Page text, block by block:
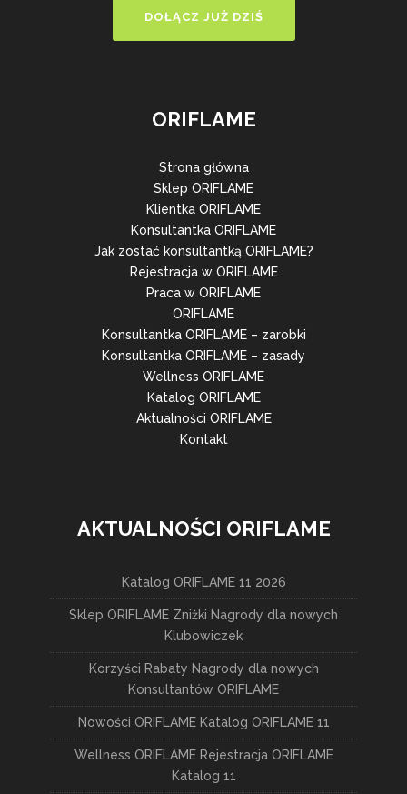
DOŁĄCZ JUŻ DZIŚ
ORIFLAME
Strona główna
Sklep ORIFLAME
Klientka ORIFLAME
Konsultantka ORIFLAME
Jak zostać konsultantką ORIFLAME?
Rejestracja w ORIFLAME
Praca w ORIFLAME
ORIFLAME
Konsultantka ORIFLAME – zarobki
Konsultantka ORIFLAME – zasady
Wellness ORIFLAME
Katalog ORIFLAME
Aktualności ORIFLAME
Kontakt
AKTUALNOŚCI ORIFLAME
Katalog ORIFLAME 11 2026
Sklep ORIFLAME Zniżki Nagrody dla nowych
Klubowiczek
Korzyści Rabaty Nagrody dla nowych
Konsultantów ORIFLAME
Nowości ORIFLAME Katalog ORIFLAME 11
Wellness ORIFLAME Rejestracja ORIFLAME
Katalog 11